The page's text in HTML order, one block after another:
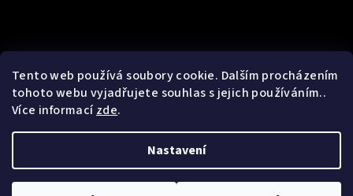
Tento web používá soubory cookie. Dalším procházením
tohoto webu vyjadřujete souhlas s jejich používáním..
Více informacízde.
Nastavení
Informace pro vás
Obchodní podmínky
Upravit nastavení cookies